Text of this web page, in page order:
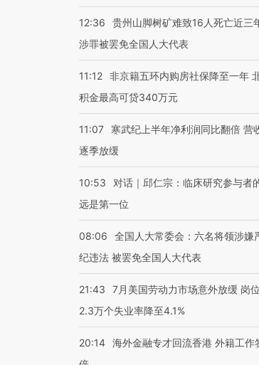
12:36
贵州山脚树矿难致16人死亡近三
涉罪被罢免全国人大代表
11:12 非京籍五环内购房社保降至一年
积金最高可贷340万元
11:07
寒武纪上半年净利润同比翻倍 营
逐季放缓
10:53
对话｜邱仁宗：临床研究参与者
远是第一位
08:06
全国人大常委会：六名将领涉嫌
纪违法 被罢免全国人大代表
21:43
7月美国劳动力市场意外放缓 岗
2.3万个失业率降至4.1%
20:14 海外金融专才回流香港 外籍工作